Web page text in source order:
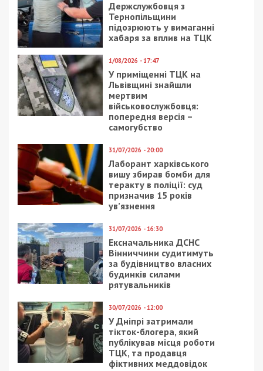
Читайте також
Предыдущая статья:
Есть ли шанс на 150 тысяч гривен у
жителей Днепра, которые работают за
Следующая статья:
В Днепре на Староказацкой омолодят
хрущевку: фото
СУСПІЛЬСТВО
5/03/2019 - 17:40
Президент в Днепре
похвалил метро и
раскритиковал вокзал:
фото
1/09/2023 - 14:08
PepsiCo та Mars внесли
до переліку
міжнародних спонсорів
війни